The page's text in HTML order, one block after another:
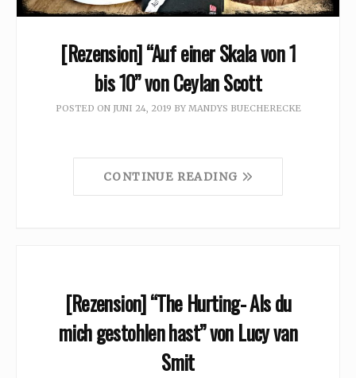
[Rezension] “Auf einer Skala von 1
bis 10” von Ceylan Scott
POSTED ON JUNI 24, 2019 BY MANDYS BUECHERECKE
CONTINUE READING
[Rezension] “The Hurting- Als du
mich gestohlen hast” von Lucy van
Smit